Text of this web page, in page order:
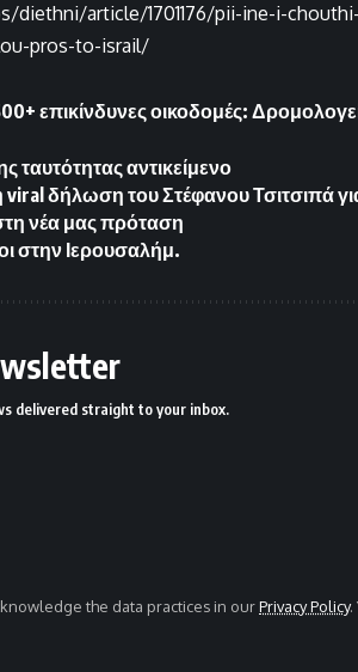
article/1701176/pii-ine-i-
pros-to-israil/
επικίνδυνες οικοδομές:
ταυτότητας αντικείμενο
δήλωση του Στέφανου Τσιτσιπά για
νέα μας πρόταση
στην Ιερουσαλήμ.
delivered straight to your inbox.
the data practices in ourPrivacy Policy.